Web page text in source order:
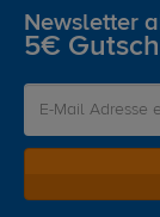
Newsletter
5€